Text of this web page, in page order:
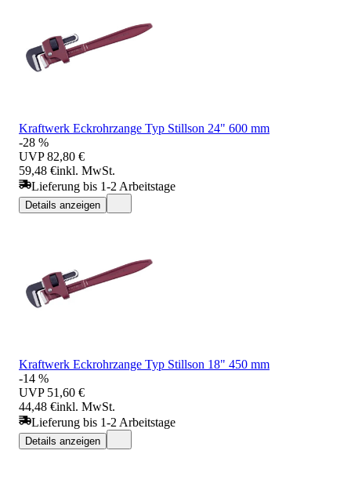
Kraftwerk Eckrohrzange Typ Stillson 24" 600 mm
-28 %
UVP 82,80 €
59,48 €inkl. MwSt.
Lieferung bis 1-2 Arbeitstage
Details anzeigen
Kraftwerk Eckrohrzange Typ Stillson 18" 450 mm
-14 %
UVP 51,60 €
44,48 €inkl. MwSt.
Lieferung bis 1-2 Arbeitstage
Details anzeigen